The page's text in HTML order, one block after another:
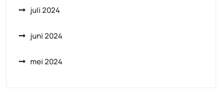
juli 2024
juni 2024
mei 2024